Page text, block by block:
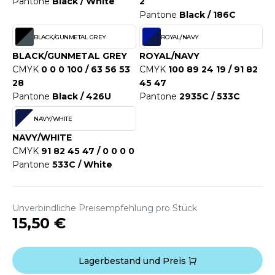
UND JACKEN
COOL
HOODS
T'S
SERIE
Pantone Black / 186C
BLACK/GUNMETAL GREY
BLACK/GUNMETAL GREY
CMYK 0 0 0 100 / 63 56 53
28
Pantone Black / 426U
ROYAL/NAVY
ROYAL/NAVY
CMYK 100 89 24 19 / 91 82
45 47
Pantone 2935C / 533C
NAVY/WHITE
NAVY/WHITE
CMYK 91 82 45 47 / 0 0 0 0
Pantone 533C / White
Unverbindliche Preisempfehlung pro Stück
15,50 €
Lagerbestand und Preis